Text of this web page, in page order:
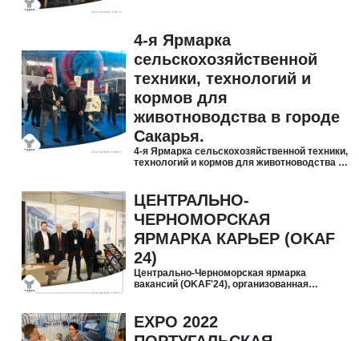
4-я Ярмарка
сельскохозяйственной
техники, технологий и
кормов для
животноводства в городе
Сакарья.
4-я Ярмарка сельскохозяйственной техники,
технологий и кормов для животноводства в
ЦЕНТРАЛЬНО-
ЧЕРНОМОРСКАЯ
ЯРМАРКА КАРЬЕР (OKAF
24)
Центрально-Черноморская ярмарка
вакансий (OKAF'24), организованная
Президента.
EXPO 2022